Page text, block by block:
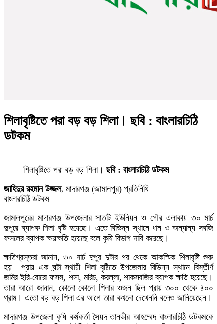
শিলাবৃষ্টিতে পরা বড় বড় শিলা। ছবি : বাংলারচিঠি
ডটকম
শিলাবৃষ্টিতে পরা বড় বড় শিলা। ছবি : বাংলারচিঠি ডটকম
জাহিদুর রহমান উজ্জল, মাদারগঞ্জ (জামালপুর) প্রতিনিধি
বাংলারচিঠি ডটকম
জামালপুরের মাদারগঞ্জ উপজেলার সাতটি ইউনিয়ন ও পৌর এলাকায় ৩০ মার্চ
দুপুরে ব্যাপক শিলা বৃষ্টি হয়েছে। এতে বিভিন্ন স্থানে ধান ও অন্যান্য সবজি
ফসলের ব্যাপক ক্ষয়ক্ষতি হয়েছে বলে কৃষি বিভাগ দাবি করেছে।
ক্ষতিগ্রস্তরা জানান, ৩০ মার্চ দুপুর দুটার পর থেকে আকস্মিক শিলাবৃষ্টি শুরু
হয়। প্রায় এক ঘন্টা স্থায়ী শিলা বৃষ্টিতে উপজেলার বিভিন্ন স্থানে বিস্তীর্ণ
জমির ইরি-বোরো ফসল, শসা, মরিচ, করল্লা, শাকসবজির ব্যাপক ক্ষতি হয়েছে।
তারা আরো জানান, কোনো কোনো শিলার ওজন ছিল প্রায় ৩০০ থেকে ৪০০
গ্রাম। এতো বড় বড় শিলা এর আগে তারা কখনো দেখেননি বলেও জানিয়েছেন।
মাদারগঞ্জ উপজেলা কৃষি কর্মকর্তা সৈয়দ তানভীর আহম্মেদ বাংলারচিঠি ডটকমকে